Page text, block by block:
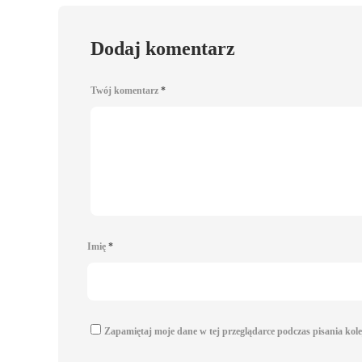
Dodaj komentarz
Twój komentarz *
Imię *
Zapamiętaj moje dane w tej przeglądarce podczas pisania